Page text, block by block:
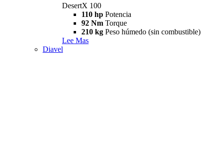
DesertX 100
110 hp Potencia
92 Nm Torque
210 kg Peso húmedo (sin combustible)
Lee Mas
Diavel